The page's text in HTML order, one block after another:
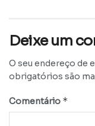
Deixe um
O seu endereço de
obrigatórios são
Comentário *